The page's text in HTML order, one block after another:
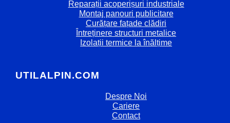
Reparații acoperișuri industriale
Montaj panouri publicitare
Curățare fațade clădiri
Întreținere structuri metalice
Izolații termice la înălțime
UTILALPIN.COM
Despre Noi
Cariere
Contact